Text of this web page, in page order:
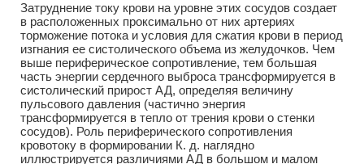
Затруднение току крови на уровне этих сосудов создает
в расположенных проксимально от них артериях
торможение потока и условия для сжатия крови в период
изгнания ее систолического объема из желудочков. Чем
выше периферическое сопротивление, тем большая
часть энергии сердечного выброса трансформируется в
систолический прирост АД, определяя величину
пульсового давления (частично энергия
трансформируется в тепло от трения крови о стенки
сосудов). Роль периферического сопротивления
кровотоку в формировании К. д. наглядно
иллюстрируется различиями АД в большом и малом